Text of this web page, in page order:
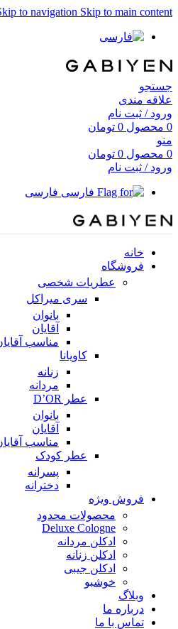
to navigation Skip to main content
جستجو
علاقه مندی
ورود / ثبت نام
0 محصول 0 تومان
منو
0 محصول 0 تومان
ورود / ثبت نام
فارسی
خانه
فروشگاه
عطریات شخصی
سری میراکل
بانوان
آقایان
مناسب
کاویانا
زنانه
مردانه
عطر D’OR
بانوان
آقایان
مناسب
عطر کودک
پسرانه
دخترانه
فروش ویژه
محصولات محدود
Deluxe Cologne
ادکلن مردانه
ادکلن زنانه
ادکلن جیبی
خوشبو
وبلاگ
درباره ما
تماس با ما